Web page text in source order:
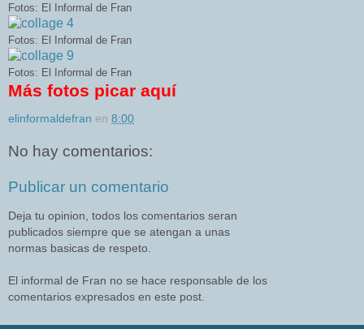
Fotos: El Informal de Fran
Fotos: El Informal de Fran
Fotos: El Informal de Fran
Más fotos picar aquí
elinformaldefran en 8:00
No hay comentarios:
Publicar un comentario
Deja tu opinion, todos los comentarios seran
publicados siempre que se atengan a unas
normas basicas de respeto.
El informal de Fran no se hace responsable de los
comentarios expresados en este post.